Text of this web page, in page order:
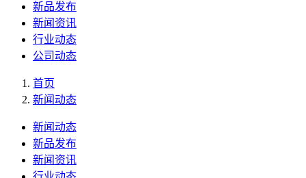
新品发布
新闻资讯
行业动态
公司动态
首页
新闻动态
新闻动态
新品发布
新闻资讯